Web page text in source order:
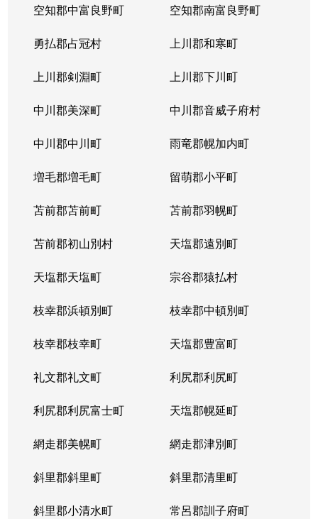
空知郡中富良野町 空知郡南富良野町
勇払郡占冠村 上川郡和寒町
上川郡剣淵町 上川郡下川町
中川郡美深町 中川郡音威子府村
中川郡中川町 雨竜郡幌加内町
増毛郡増毛町 留萌郡小平町
苫前郡苫前町 苫前郡羽幌町
苫前郡初山別村 天塩郡遠別町
天塩郡天塩町 宗谷郡猿払村
枝幸郡浜頓別町 枝幸郡中頓別町
枝幸郡枝幸町 天塩郡豊富町
礼文郡礼文町 利尻郡利尻町
利尻郡利尻富士町 天塩郡幌延町
網走郡美幌町 網走郡津別町
斜里郡斜里町 斜里郡清里町
斜里郡小清水町 常呂郡訓子府町